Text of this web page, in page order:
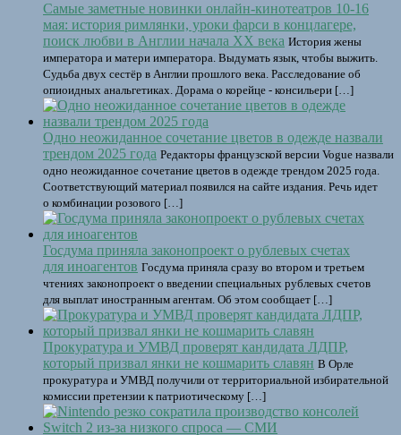
Самые заметные новинки онлайн-кинотеатров 10-16
мая: история римлянки, уроки фарси в концлагере,
поиск любви в Англии начала XX века История жены
императора и матери императора. Выдумать язык, чтобы выжить.
Судьба двух сестёр в Англии прошлого века. Расследование об
опиоидных анальгетиках. Дорама о корейце - консильери […]
Одно неожиданное сочетание цветов в одежде назвали
трендом 2025 года Редакторы французской версии Vogue назвали
одно неожиданное сочетание цветов в одежде трендом 2025 года.
Соответствующий материал появился на сайте издания. Речь идет
о комбинации розового […]
Госдума приняла законопроект о рублевых счетах
для иноагентов Госдума приняла сразу во втором и третьем
чтениях законопроект о введении специальных рублевых счетов
для выплат иностранным агентам. Об этом сообщает […]
Прокуратура и УМВД проверят кандидата ЛДПР,
который призвал янки не кошмарить славян В Орле
прокуратура и УМВД получили от территориальной избирательной
комиссии претензии к патриотическому […]